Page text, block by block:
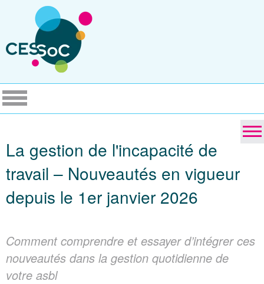
La gestion de l'incapacité de
travail – Nouveautés en vigueur
depuis le 1er janvier 2026
Comment comprendre et essayer d’intégrer ces
nouveautés dans la gestion quotidienne de
votre asbl